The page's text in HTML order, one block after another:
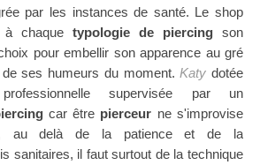
par les instances de santé. Le shop
à chaque typologie de piercing son
pour embellir son apparence au gré
ses humeurs du moment.Katy dotée
supervisée par un
car être pierceur ne s'improvise
au delà de la patience et de la
sanitaires, il faut surtout de la technique